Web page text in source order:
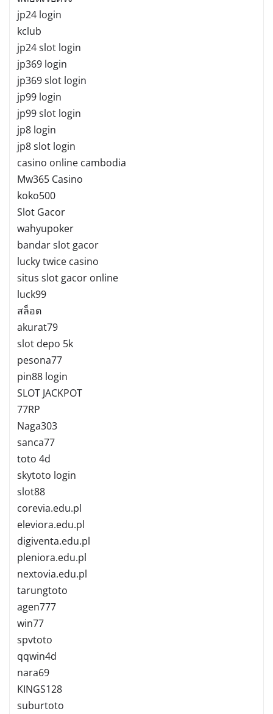
jp24 login
kclub
jp24 slot login
jp369 login
jp369 slot login
jp99 login
jp99 slot login
jp8 login
jp8 slot login
casino online cambodia
Mw365 Casino
koko500
Slot Gacor
wahyupoker
bandar slot gacor
lucky twice casino
situs slot gacor online
luck99
สล็อต
akurat79
slot depo 5k
pesona77
pin88 login
SLOT JACKPOT
77RP
Naga303
sanca77
toto 4d
skytoto login
slot88
corevia.edu.pl
eleviora.edu.pl
digiventa.edu.pl
pleniora.edu.pl
nextovia.edu.pl
tarungtoto
agen777
win77
spvtoto
qqwin4d
nara69
KINGS128
suburtoto